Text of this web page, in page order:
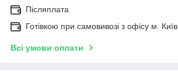
Післяплата
Готівкою при самовивозі з офісу м. Київ
Всі умови оплати